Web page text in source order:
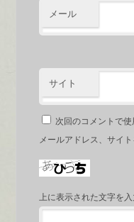
メール
サイト
次回のコメントで使
メールアドレス、サイト
上に表示された文字を